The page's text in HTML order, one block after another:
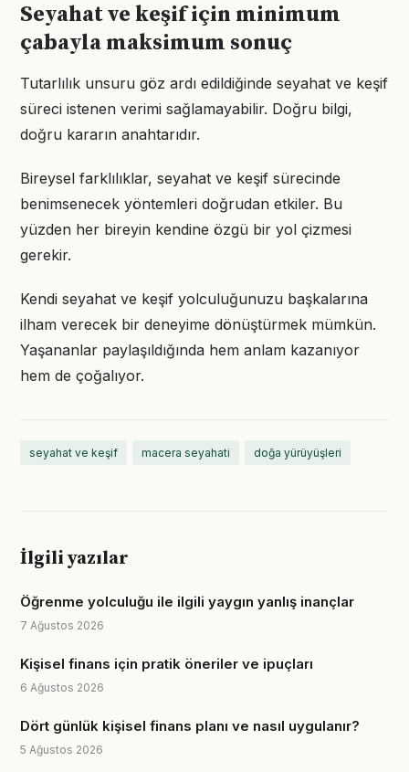
Seyahat ve keşif için minimum
çabayla maksimum sonuç
Tutarlılık unsuru göz ardı edildiğinde seyahat ve keşif
süreci istenen verimi sağlamayabilir. Doğru bilgi,
doğru kararın anahtarıdır.
Bireysel farklılıklar, seyahat ve keşif sürecinde
benimsenecek yöntemleri doğrudan etkiler. Bu
yüzden her bireyin kendine özgü bir yol çizmesi
gerekir.
Kendi seyahat ve keşif yolculuğunuzu başkalarına
ilham verecek bir deneyime dönüştürmek mümkün.
Yaşananlar paylaşıldığında hem anlam kazanıyor
hem de çoğalıyor.
seyahat ve keşif macera seyahati doğa yürüyüşleri
İlgili yazılar
Öğrenme yolculuğu ile ilgili yaygın yanlış inançlar
7 Ağustos 2026
Kişisel finans için pratik öneriler ve ipuçları
6 Ağustos 2026
Dört günlük kişisel finans planı ve nasıl uygulanır?
5 Ağustos 2026